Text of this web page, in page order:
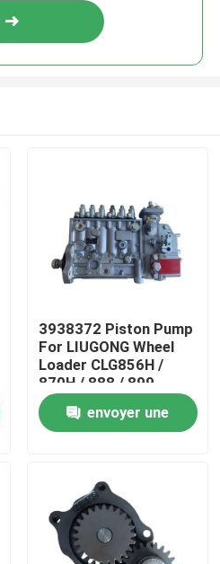
3938372 Piston Pump
For LIUGONG Wheel
Loader CLG856H /
870H / 888 / 899
Excavator 925D /
930D / 936D Engine
6D114 QSC8.3
envoyer une